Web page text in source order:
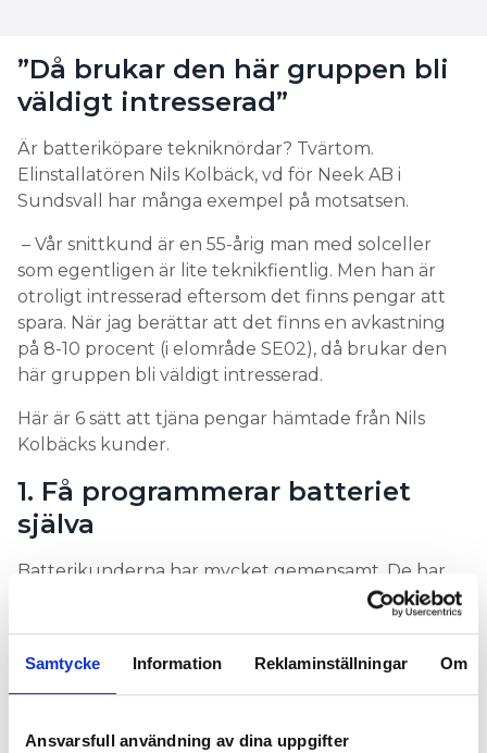
Samtycke Information Reklaminställningar Om
Ansvarsfull användning av dina uppgifter
”Då brukar den här gruppen bli
väldigt intresserad”
Är batteriköpare tekniknördar? Tvärtom.
Elinstallatören Nils Kolbäck, vd för Neek AB i
Sundsvall har många exempel på motsatsen.
– Vår snittkund är en 55-årig man med solceller
som egentligen är lite teknikfientlig. Men han är
otroligt intresserad eftersom det finns pengar att
spara. När jag berättar att det finns en avkastning
på 8-10 procent (i elområde SE02), då brukar den
här gruppen bli väldigt intresserad.
Här är 6 sätt att tjäna pengar hämtade från Nils
Kolbäcks kunder.
1. Få programmerar batteriet
själva
Batterikunderna har mycket gemensamt. De har
använda mer av
För att göra det använder
kvällar och nätter då batteriet matar hushållet.
Neeks kunder är pålästa inför batteriköpet men få